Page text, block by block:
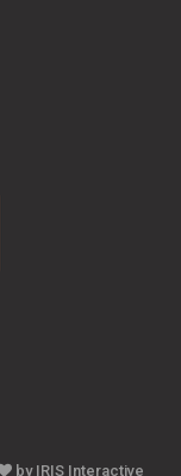
by IRIS Interactive